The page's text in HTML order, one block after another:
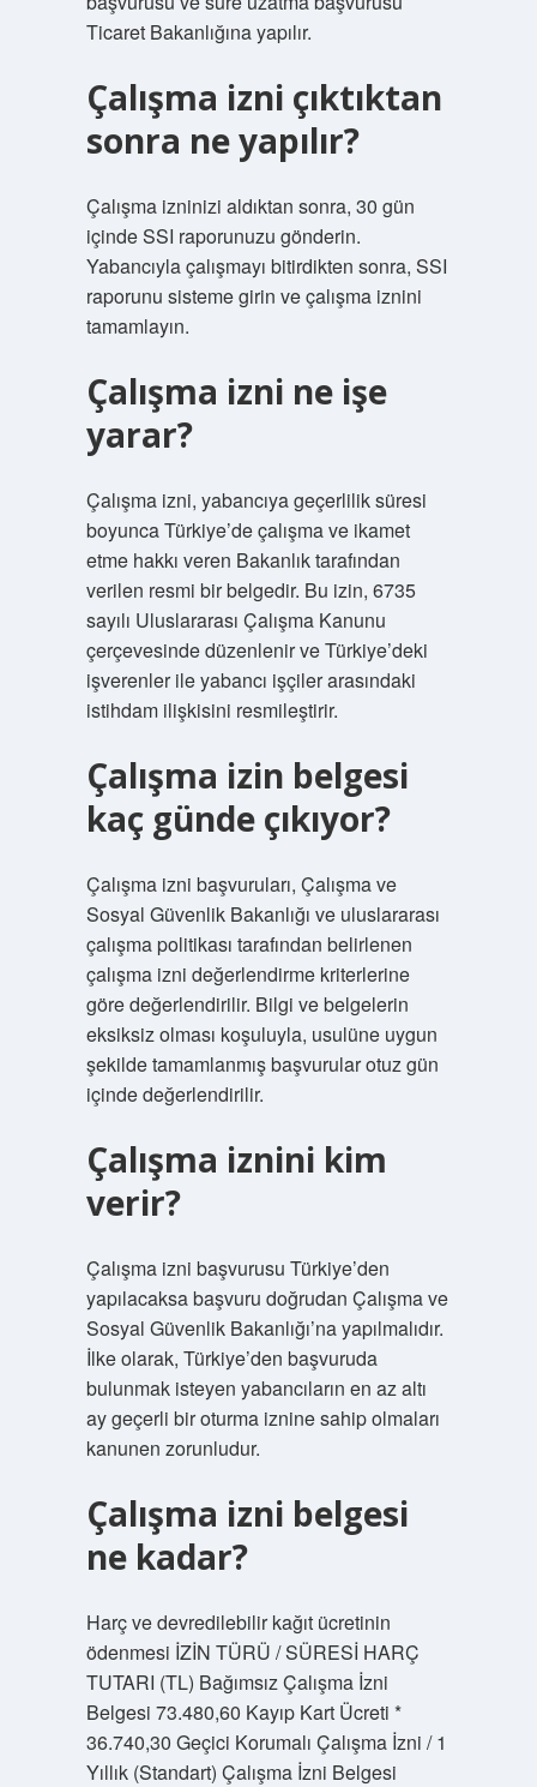
Ticaret Bakanlığına yapılır.
Çalışma izni çıktıktan
sonra ne yapılır?
Çalışma izninizi aldıktan sonra, 30 gün
içinde SSI raporunuzu gönderin.
Yabancıyla çalışmayı bitirdikten sonra, SSI
raporunu sisteme girin ve çalışma iznini
tamamlayın.
Çalışma izni ne işe
yarar?
Çalışma izni, yabancıya geçerlilik süresi
boyunca Türkiye’de çalışma ve ikamet
etme hakkı veren Bakanlık tarafından
verilen resmi bir belgedir. Bu izin, 6735
sayılı Uluslararası Çalışma Kanunu
çerçevesinde düzenlenir ve Türkiye’deki
işverenler ile yabancı işçiler arasındaki
istihdam ilişkisini resmileştirir.
Çalışma izin belgesi
kaç günde çıkıyor?
Çalışma izni başvuruları, Çalışma ve
Sosyal Güvenlik Bakanlığı ve uluslararası
çalışma politikası tarafından belirlenen
çalışma izni değerlendirme kriterlerine
göre değerlendirilir. Bilgi ve belgelerin
eksiksiz olması koşuluyla, usulüne uygun
şekilde tamamlanmış başvurular otuz gün
içinde değerlendirilir.
Çalışma iznini kim
verir?
Çalışma izni başvurusu Türkiye’den
yapılacaksa başvuru doğrudan Çalışma ve
Sosyal Güvenlik Bakanlığı’na yapılmalıdır.
İlke olarak, Türkiye’den başvuruda
bulunmak isteyen yabancıların en az altı
ay geçerli bir oturma iznine sahip olmaları
kanunen zorunludur.
Çalışma izni belgesi
ne kadar?
Harç ve devredilebilir kağıt ücretinin
ödenmesi İZİN TÜRÜ / SÜRESİ HARÇ
TUTARI (TL) Bağımsız Çalışma İzni
Belgesi 73.480,60 Kayıp Kart Ücreti *
36.740,30 Geçici Korumalı Çalışma İzni / 1
Yıllık (Standart) Çalışma İzni Belgesi